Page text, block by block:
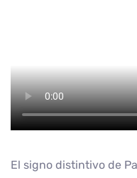
El signo distintivo de